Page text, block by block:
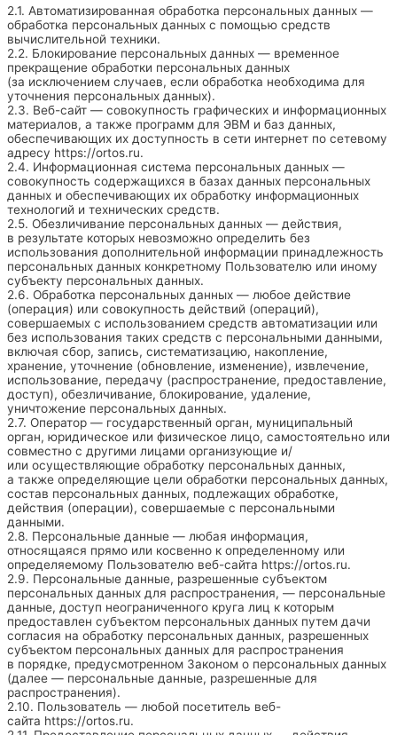
2.1. Автоматизированная обработка персональных данных —
обработка персональных данных с помощью средств
вычислительной техники.
2.2. Блокирование персональных данных — временное
прекращение обработки персональных данных
(за исключением случаев, если обработка необходима для
уточнения персональных данных).
2.3. Веб-сайт — совокупность графических и информационных
материалов, а также программ для ЭВМ и баз данных,
обеспечивающих их доступность в сети интернет по сетевому
адресу https://ortos.ru.
2.4. Информационная система персональных данных —
совокупность содержащихся в базах данных персональных
данных и обеспечивающих их обработку информационных
технологий и технических средств.
2.5. Обезличивание персональных данных — действия,
в результате которых невозможно определить без
использования дополнительной информации принадлежность
персональных данных конкретному Пользователю или иному
субъекту персональных данных.
2.6. Обработка персональных данных — любое действие
(операция) или совокупность действий (операций),
совершаемых с использованием средств автоматизации или
без использования таких средств с персональными данными,
включая сбор, запись, систематизацию, накопление,
хранение, уточнение (обновление, изменение), извлечение,
использование, передачу (распространение, предоставление,
доступ), обезличивание, блокирование, удаление,
уничтожение персональных данных.
2.7. Оператор — государственный орган, муниципальный
орган, юридическое или физическое лицо, самостоятельно или
совместно с другими лицами организующие и/
или осуществляющие обработку персональных данных,
а также определяющие цели обработки персональных данных,
состав персональных данных, подлежащих обработке,
действия (операции), совершаемые с персональными
данными.
2.8. Персональные данные — любая информация,
относящаяся прямо или косвенно к определенному или
определяемому Пользователю веб-сайта https://ortos.ru.
2.9. Персональные данные, разрешенные субъектом
персональных данных для распространения, — персональные
данные, доступ неограниченного круга лиц к которым
предоставлен субъектом персональных данных путем дачи
согласия на обработку персональных данных, разрешенных
субъектом персональных данных для распространения
в порядке, предусмотренном Законом о персональных данных
(далее — персональные данные, разрешенные для
распространения).
2.10. Пользователь — любой посетитель веб-
сайта https://ortos.ru.